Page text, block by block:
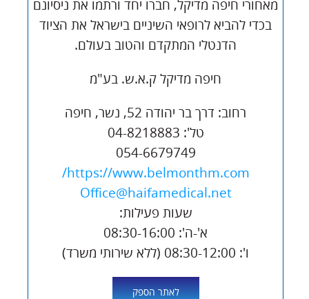
מאחורי חיפה מדיקל, חברו יחד ורתמו את ניסיונם
בכדי להביא לרופאי השיניים בישראל את הציוד
הדנטלי המתקדם והטוב בעולם.
חיפה מדיקל ק.א.ש. בע"מ
רחוב: דרך בר יהודה 52, נשר, חיפה
טל': 04-8218883
054-6679749
https://www.belmonthm.com/
Office@haifamedical.net
שעות פעילות:
א'-ה': 08:30-16:00
ו': 08:30-12:00 (ללא שירותי משרד)
לאתר הספק